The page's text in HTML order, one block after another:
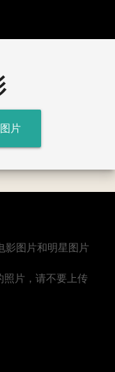
片
影图片和明星图片
照片，请不要上传